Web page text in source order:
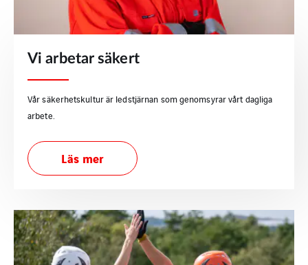
Vi arbetar säkert
Vår säkerhetskultur är ledstjärnan som genomsyrar vårt dagliga
arbete.
Läs mer